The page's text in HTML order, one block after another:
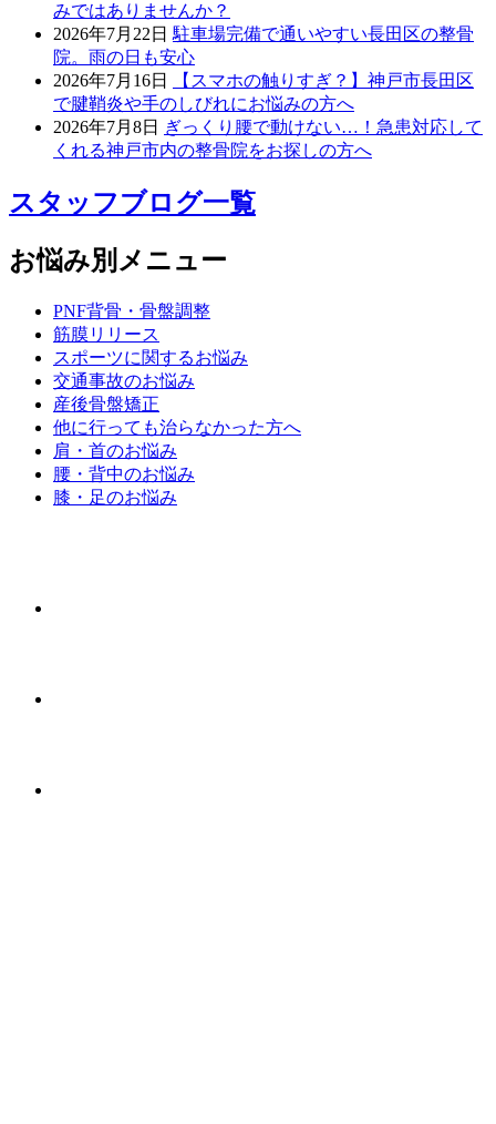
みではありませんか？
2026年7月22日 駐車場完備で通いやすい長田区の整骨
院。雨の日も安心
2026年7月16日
【スマホの触りすぎ？】神戸市長田区
で腱鞘炎や手のしびれにお悩みの方へ
2026年7月8日 ぎっくり腰で動けない…！急患対応して
くれる神戸市内の整骨院をお探しの方へ
スタッフブログ一覧
お悩み別メニュー
PNF背骨・骨盤調整
筋膜リリース
スポーツに関するお悩み
交通事故のお悩み
産後骨盤矯正
他に行っても治らなかった方へ
肩・首のお悩み
腰・背中のお悩み
膝・足のお悩み